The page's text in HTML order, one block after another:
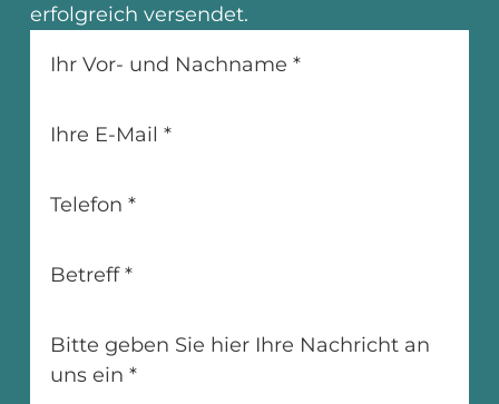
erfolgreich versendet.
Ihr Vor- und Nachname *
Ihre E-Mail *
Telefon *
Betreff*
Bitte geben Sie hier Ihre Nachricht an
uns ein *